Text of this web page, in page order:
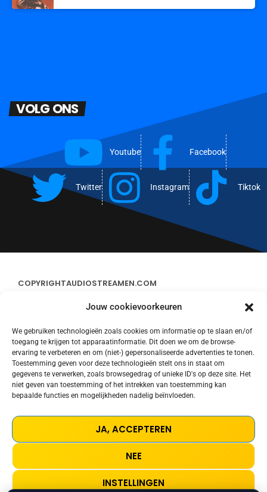
Jouw cookievoorkeuren
We gebruiken technologieën zoals cookies om informatie op te slaan en/of
toegang te krijgen tot apparaatinformatie. Dit doen we om de browse-
ervaring te verbeteren en om (niet-) gepersonaliseerde advertenties te tonen.
Toestemming geven voor deze technologieën stelt ons in staat om
gegevens te verwerken, zoals browsegedrag of unieke ID's op deze site. Het
niet geven van toestemming of het intrekken van toestemming kan
bepaalde functies en mogelijkheden nadelig beïnvloeden.
JA, ACCEPTEREN
NEE
INSTELLINGEN
VOLG ONS
Youtube Facebook
Twitter Instagram Tiktok
COPYRIGHTAUDIOSTREAMEN.COM
CONTACT
STREAMS
COOKIE POLICY (EU)